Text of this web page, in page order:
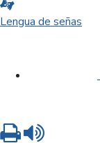
Lengua de señas
Imprimir